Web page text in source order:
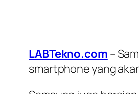
LABTekno.com –
smartphone yang